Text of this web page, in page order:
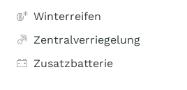
Winterreifen
Zentralverriegelung
Zusatzbatterie